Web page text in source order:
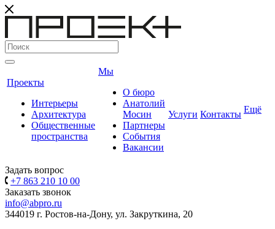
Проекты
Интерьеры
Архитектура
Общественные
пространства
Мы
О бюро
Анатолий
Мосин
Партнеры
События
Вакансии
Услуги Контакты Ещё
Задать вопрос
+7 863 210 10 00
Заказать звонок
info@abpro.ru
344019 г. Ростов-на-Дону, ул. Закруткина, 20